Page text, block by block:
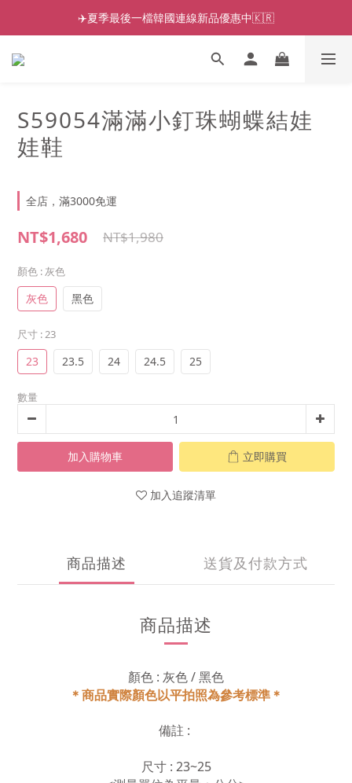
✈️夏季最後一檔韓國連線新品優惠中🇰🇷
S59054滿滿小釘珠蝴蝶結娃
娃鞋
全店，滿3000免運
NT$1,680 NT$1,980
顏色 : 灰色
灰色 黑色
尺寸 : 23
23 23.5 24 24.5 25
數量
加入購物車 立即購買
加入追蹤清單
商品描述 送貨及付款方式
商品描述
顏色 : 灰色 / 黑色
＊商品實際顏色以平拍照為參考標準＊
備註 :
尺寸 : 23~25